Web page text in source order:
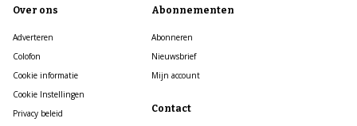
Over ons
Adverteren
Colofon
Cookie informatie
Cookie Instellingen
Privacy beleid
Abonnementen
Abonneren
Nieuwsbrief
Mijn account
Contact